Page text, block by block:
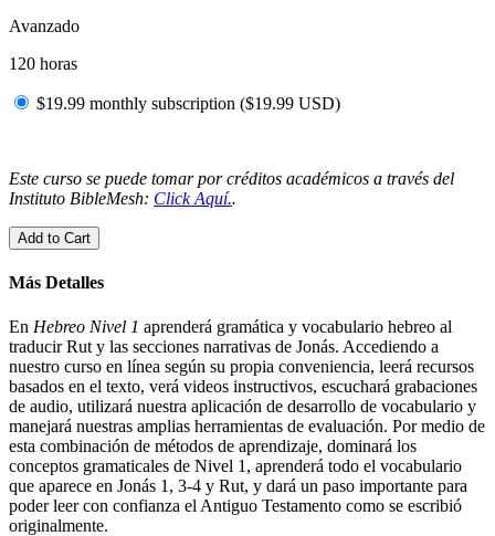
Avanzado
120 horas
$19.99 monthly subscription ($19.99 USD)
Este curso se puede tomar por créditos académicos a través del
Instituto BibleMesh: Click Aquí..
Add to Cart
Más Detalles
En Hebreo Nivel 1 aprenderá gramática y vocabulario hebreo al
traducir Rut y las secciones narrativas de Jonás. Accediendo a
nuestro curso en línea según su propia conveniencia, leerá recursos
basados en el texto, verá videos instructivos, escuchará grabaciones
de audio, utilizará nuestra aplicación de desarrollo de vocabulario y
manejará nuestras amplias herramientas de evaluación. Por medio de
esta combinación de métodos de aprendizaje, dominará los
conceptos gramaticales de Nivel 1, aprenderá todo el vocabulario
que aparece en Jonás 1, 3-4 y Rut, y dará un paso importante para
poder leer con confianza el Antiguo Testamento como se escribió
originalmente.